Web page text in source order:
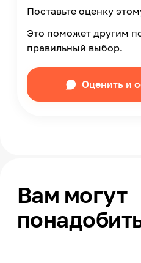
Поставьте оценку
Это поможет другим
правильный выбор.
Оценить и
Вам могут